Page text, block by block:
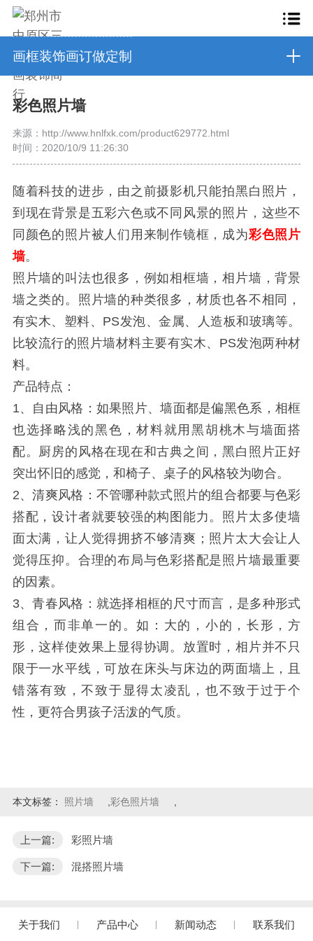
画框装饰画订做定制
彩色照片墙
来源：http://www.hnlfxk.com/product629772.html
时间：2020/10/9 11:26:30
随着科技的进步，由之前摄影机只能拍黑白照片，
到现在背景是五彩六色或不同风景的照片，这些不
同颜色的照片被人们用来制作镜框，成为彩色照片
墙。
照片墙的叫法也很多，例如相框墙，相片墙，背景
墙之类的。照片墙的种类很多，材质也各不相同，
有实木、塑料、PS发泡、金属、人造板和玻璃等。
比较流行的照片墙材料主要有实木、PS发泡两种材
料。
产品特点：
1、自由风格：如果照片、墙面都是偏黑色系，相框
也选择略浅的黑色，材料就用黑胡桃木与墙面搭
配。厨房的风格在现在和古典之间，黑白照片正好
突出怀旧的感觉，和椅子、桌子的风格较为吻合。
2、清爽风格：不管哪种款式照片的组合都要与色彩
搭配，设计者就要较强的构图能力。照片太多使墙
面太满，让人觉得拥挤不够清爽；照片太大会让人
觉得压抑。合理的布局与色彩搭配是照片墙最重要
的因素。
3、青春风格：就选择相框的尺寸而言，是多种形式
组合，而非单一的。如：大的，小的，长形，方
形，这样使效果上显得协调。放置时，相片并不只
限于一水平线，可放在床头与床边的两面墙上，且
错落有致，不致于显得太凌乱，也不致于过于个
性，更符合男孩子活泼的气质。
本文标签： 照片墙 ,彩色照片墙 ,
上一篇: 彩照片墙
下一篇: 混搭照片墙
关于我们 产品中心 新闻动态 联系我们